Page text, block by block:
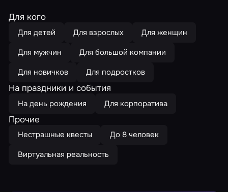
Для кого
Для детей Для взрослых
Для женщин
Для мужчин
Для большой компании
Для новичков
Для подростков
На праздники и события
На день рождения Для корпоратива
Прочие
Нестрашные квесты
До 8 человек
Виртуальная реальность